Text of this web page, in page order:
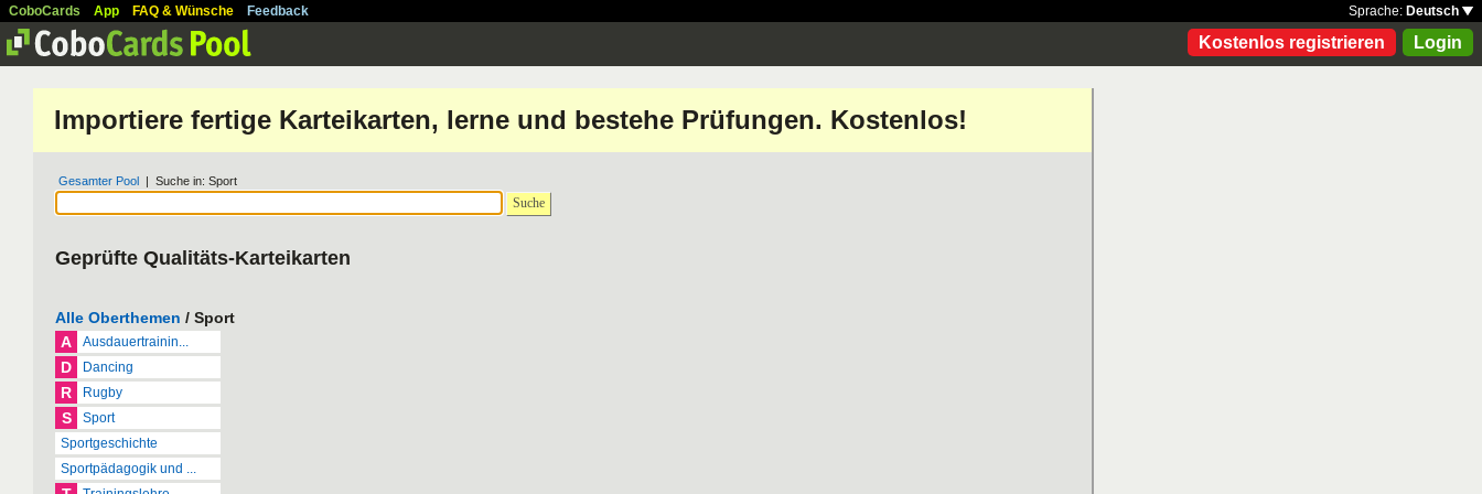
CoboCards App FAQ & Wünsche Feedback Sprache: Deutsch
Kostenlos registrieren Login
Importiere fertige Karteikarten, lerne und bestehe Prüfungen. Kostenlos!
Gesamter Pool | Suche in: Sport
Suche
Geprüfte Qualitäts-Karteikarten
Alle Oberthemen / Sport
A
Ausdauertrainin...
D Dancing
R Rugby
S
Sport
Sportgeschichte
Sportpädagogik und ...